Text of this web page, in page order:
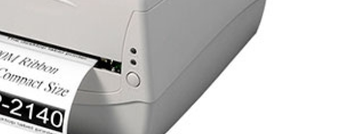
Ribbon Resina
Ribbon de Impressora